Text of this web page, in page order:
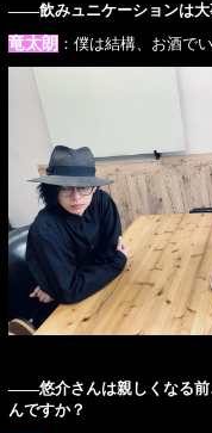
――飲みュニケーションは大
竜太朗 ：僕は結構、お酒で
――悠介さんは親しくなる前
んですか？